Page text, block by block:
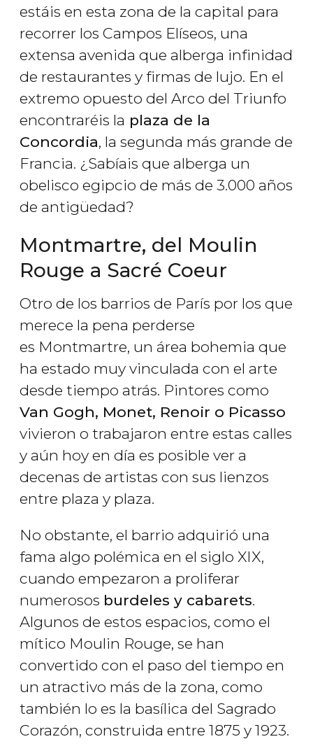
estáis en esta zona de la capital para
recorrer los Campos Elíseos, una
extensa avenida que alberga infinidad
de restaurantes y firmas de lujo. En el
extremo opuesto del Arco del Triunfo
encontraréis la plaza de la
Concordia, la segunda más grande de
Francia. ¿Sabíais que alberga un
obelisco egipcio de más de 3.000 años
de antigüedad?
Montmartre, del Moulin
Rouge a Sacré Coeur
Otro de los barrios de París por los que
merece la pena perderse
es Montmartre, un área bohemia que
ha estado muy vinculada con el arte
desde tiempo atrás. Pintores como
Van Gogh, Monet, Renoir o Picasso
vivieron o trabajaron entre estas calles
y aún hoy en día es posible ver a
decenas de artistas con sus lienzos
entre plaza y plaza.
No obstante, el barrio adquirió una
fama algo polémica en el siglo XIX,
cuando empezaron a proliferar
numerosos burdeles y cabarets.
Algunos de estos espacios, como el
mítico Moulin Rouge, se han
convertido con el paso del tiempo en
un atractivo más de la zona, como
también lo es la basílica del Sagrado
Corazón, construida entre 1875 y 1923.